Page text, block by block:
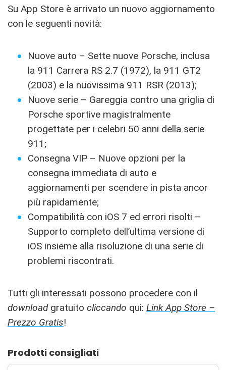
Su App Store è arrivato un nuovo aggiornamento
con le seguenti novità:
Nuove auto – Sette nuove Porsche, inclusa
la 911 Carrera RS 2.7 (1972), la 911 GT2
(2003) e la nuovissima 911 RSR (2013);
Nuove serie – Gareggia contro una griglia di
Porsche sportive magistralmente
progettate per i celebri 50 anni della serie
911;
Consegna VIP – Nuove opzioni per la
consegna immediata di auto e
aggiornamenti per scendere in pista ancor
più rapidamente;
Compatibilità con iOS 7 ed errori risolti –
Supporto completo dell’ultima versione di
iOS insieme alla risoluzione di una serie di
problemi riscontrati.
Tutti gli interessati possono procedere con il
downloadgratuito cliccando qui: Link App Store –
Prezzo Gratis!
Prodotti consigliati